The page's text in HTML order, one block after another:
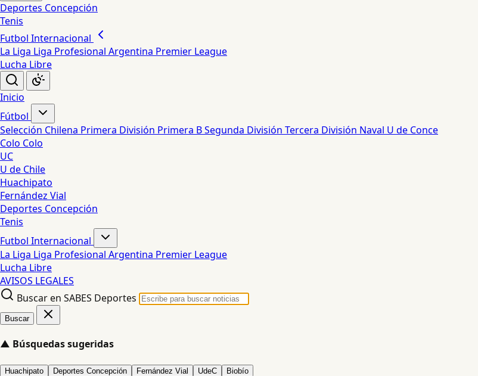
Deportes Concepción
Tenis
Futbol Internacional
La Liga Liga Profesional Argentina Premier League
Lucha Libre
Inicio
Fútbol
Selección Chilena Primera División Primera BSegunda División Tercera División Naval U de Conce
Colo Colo
UC
U de Chile
Huachipato
Fernández Vial
Deportes Concepción
Tenis
Futbol Internacional
La Liga Liga Profesional Argentina Premier League
Lucha Libre
AVISOS LEGALES
Buscar en SABES Deportes
Buscar
▲ Búsquedas sugeridas
Huachipato Deportes Concepción Fernández Vial UdeC Biobío